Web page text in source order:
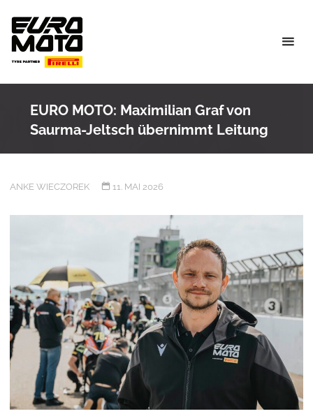
content
EURO MOTO: Maximilian Graf von
Saurma-Jeltsch übernimmt Leitung
ANKE WIECZOREK 11. MAI 2026